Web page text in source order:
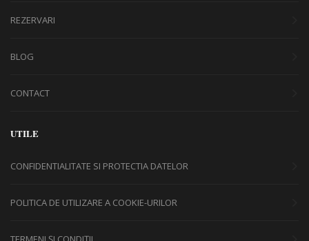
REZERVARI
BLOG
CONTACT
UTILE
CONFIDENTIALITATE SI PROTECTIA DATELOR
POLITICA DE UTILIZARE A COOKIE-URILOR